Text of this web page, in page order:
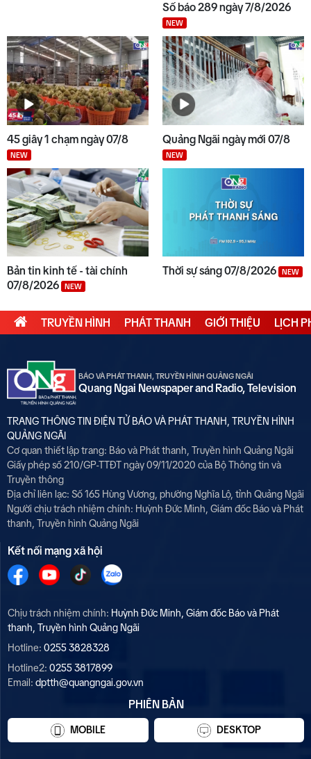
Số báo 289 ngày 7/8/2026
NEW
45 giây 1 chạm ngày 07/8
NEW
Quảng Ngãi ngày mới 07/8
NEW
Bản tin kinh tế - tài chính
07/8/2026
NEW
Thời sự sáng 07/8/2026 NEW
TRUYỀN HÌNH PHÁT THANH GIỚI THIỆU LỊCH
BÁO VÀ PHÁT THANH, TRUYỀN HÌNH QUẢNG NGÃI
Quang Ngai Newspaper and Radio, Television
TRANG THÔNG TIN ĐIỆN TỬ BÁO VÀ PHÁT THANH, TRUYỀN HÌNH
QUẢNG NGÃI
Cơ quan thiết lập trang: Báo và Phát thanh, Truyền hình Quảng Ngãi
Giấy phép số 210/GP-TTĐT ngày 09/11/2020 của Bộ Thông tin và
Truyền thông
Địa chỉ liên lạc: Số 165 Hùng Vương, phường Nghĩa Lộ, tỉnh Quảng Ngãi
Người chịu trách nhiệm chính: Huỳnh Đức Minh, Giám đốc Báo và Phát
thanh, Truyền hình Quảng Ngãi
Kết nối mạng xã hội
Chịu trách nhiệm chính: Huỳnh Đức Minh, Giám đốc Báo và Phát
thanh, Truyền hình Quảng Ngãi
Hotline: 0255 3828328
Hotline2: 0255 3817899
Email: dptth@quangngai.gov.vn
PHIÊN BẢN
MOBILE DESKTOP